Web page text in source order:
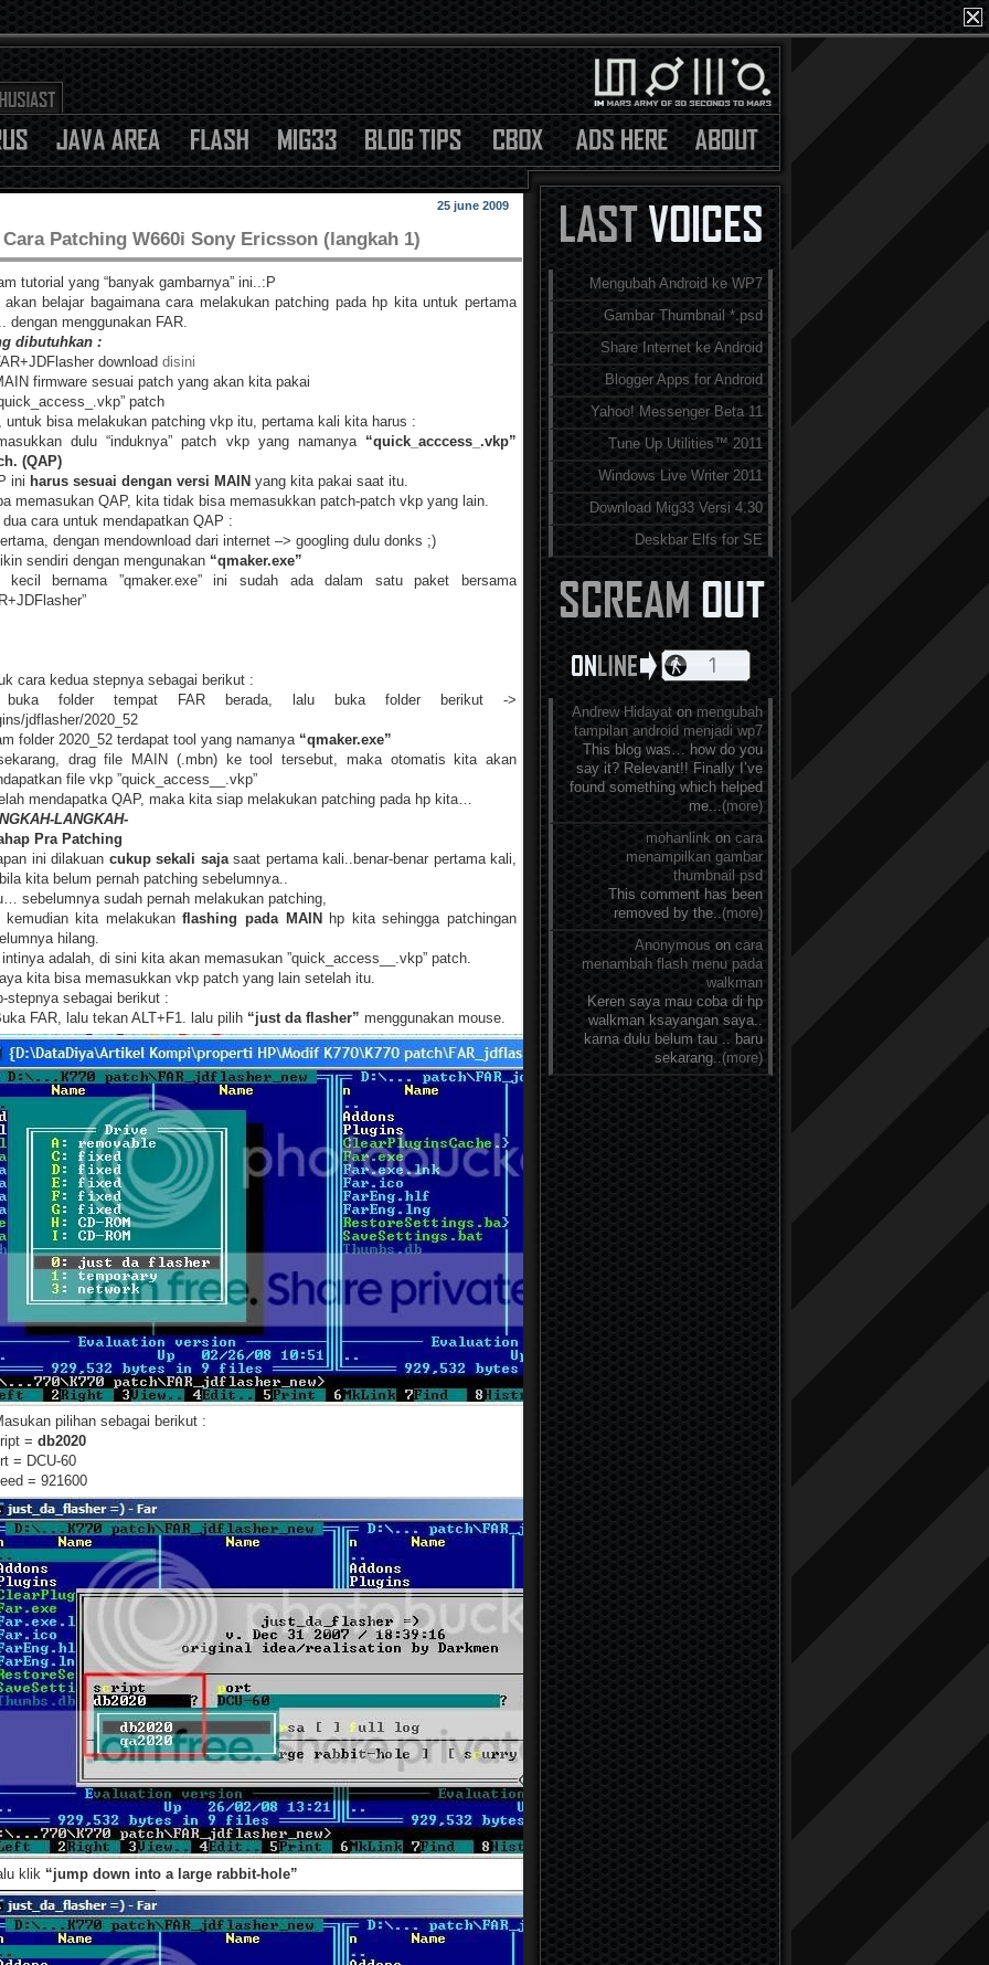
25 june 2009
Cara Patching W660i Sony Ericsson (langkah 1)
tutorial yang “banyak gambarnya” ini..:P
akan belajar bagaimana cara melakukan patching pada hp kita untuk pertama
dengan menggunakan FAR.
dibutuhkan :
download disini
firmware sesuai patch yang akan kita pakai
patch
untuk bisa melakukan patching vkp itu, pertama kali kita harus :
dulu “induknya” patch vkp yang namanya “quick_acccess_.vkp”
(QAP)
ini harus sesuai dengan versi MAIN yang kita pakai saat itu.
memasukan QAP, kita tidak bisa memasukkan patch-patch vkp yang lain.
dua cara untuk mendapatkan QAP :
dengan mendownload dari internet –> googling dulu donks ;)
sendiri dengan mengunakan “qmaker.exe”
kecil bernama ”qmaker.exe” ini sudah ada dalam satu paket bersama
cara kedua stepnya sebagai berikut :
folder tempat FAR berada, lalu buka folder berikut ->
jdflasher/2020_52
folder 2020_52 terdapat tool yang namanya “qmaker.exe”
drag file MAIN (.mbn) ke tool tersebut, maka otomatis kita akan
file vkp ”quick_access__.vkp”
mendapatka QAP, maka kita siap melakukan patching pada hp kita…
LANGKAH-
Pra Patching
ini dilakuan cukup sekali sajasaat pertama kali..benar-benar pertama kali,
kita belum pernah patching sebelumnya..
sebelumnya sudah pernah melakukan patching,
kemudian kita melakukanflashing pada MAIN
hp kita sehingga patchingan
hilang.
adalah, di sini kita akan memasukan ”quick_access__.vkp” patch.
kita bisa memasukkan vkp patch yang lain setelah itu.
stepnya sebagai berikut :
FAR, lalu tekan ALT+F1. lalu pilih “just da flasher” menggunakan mouse.
pilihan sebagai berikut :
= db2020
= DCU-60
= 921600
klik “jump down into a large rabbit-hole”
Mengubah Android ke WP7
Gambar Thumbnail *.psd
Share Internet ke Android
Blogger Apps for Android
Yahoo! Messenger Beta 11
Tune Up Utilities™ 2011
Windows Live Writer 2011
Download Mig33 Versi 4.30
Deskbar Elfs for SE
Andrew Hidayaton mengubah
tampilan android menjadi wp7
This blog was… how do you
say it? Relevant!! Finally I’ve
found something which helped
me...(more)
mohanlinkon cara
menampilkan gambar
thumbnail psd
This comment has been
removed by the..(more)
Anonymouson cara
menambah flash menu pada
walkman
Keren saya mau coba di hp
walkman ksayangan saya..
karna dulu belum tau .. baru
sekarang..(more)